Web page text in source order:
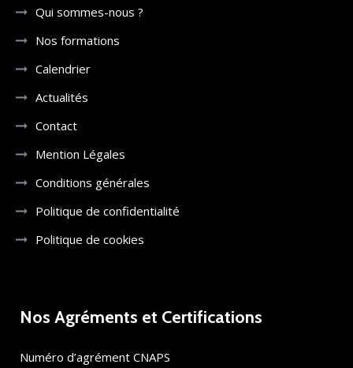
Qui sommes-nous ?
Nos formations
Calendrier
Actualités
Contact
Mention Légales
Conditions générales
Politique de confidentialité
Politique de cookies
Nos Agréments et Certifications
Numéro d’agrément CNAPS